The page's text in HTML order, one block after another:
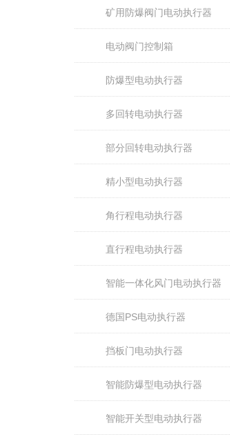
矿用防爆阀门电动执行器
电动阀门控制箱
防爆型电动执行器
多回转电动执行器
部分回转电动执行器
精小型电动执行器
角行程电动执行器
直行程电动执行器
智能一体化风门电动执行器
德国PS电动执行器
挡板门电动执行器
智能防爆型电动执行器
智能开关型电动执行器